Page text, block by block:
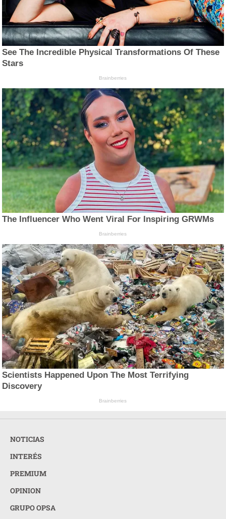
See The Incredible Physical Transformations Of These
Stars
Brainberries
The Influencer Who Went Viral For Inspiring GRWMs
Brainberries
Scientists Happened Upon The Most Terrifying
Discovery
Brainberries
NOTICIAS
INTERÉS
PREMIUM
OPINION
GRUPO OPSA